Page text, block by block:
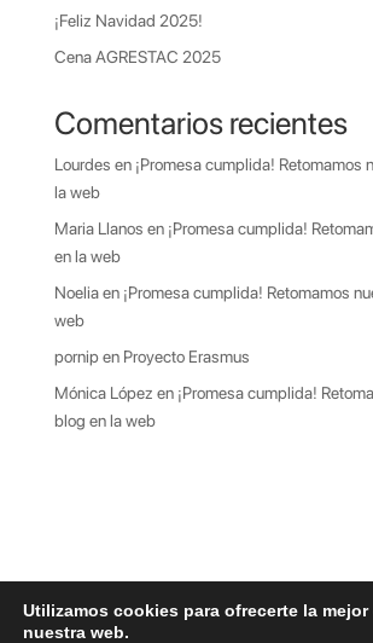
¡Feliz Navidad 2025!
Cena AGRESTAC 2025
Comentarios recientes
Lourdes en ¡Promesa cumplida! Retomamos
la web
Maria Llanos en ¡Promesa cumplida!
en la web
Noeliaen ¡Promesa cumplida! Retomamos
web
pornipen Proyecto Erasmus
Mónica López en ¡Promesa cumplida!
blog en la web
Utilizamos cookies para ofrecerte la mejor
nuestra web.